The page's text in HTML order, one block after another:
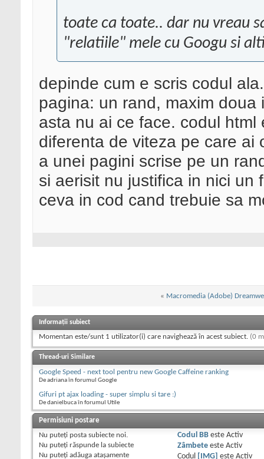
toate ca toate.. dar nu vreau
"relatiile" mele cu Googu si
depinde cum e scris codul
pagina: un rand, maxim
asta nu ai ce face. codul
diferenta de viteza pe care ai
a unei pagini scrise pe un
si aerisit nu justifica in nici un
ceva in cod cand trebuie sa
« Macromedia (Adobe)
Informații subiect
Momentan este/sunt 1 utilizator(i) care navighează în acest subiect. (0
Thread-uri Similare
Google Speed - next tool pentru new Google Caffeine ranking
De adriana în forumul Google
Gifuri pt ajax loading - super simplu si tare :)
De danielbuca în forumul Utile
Permisiuni postare
Nu puteţi posta subiecte noi.
Nu puteţi răspunde la subiecte
Nu puteţi adăuga ataşamente
Codul BBeste Activ
Zâmbeteeste Activ
Codul
[IMG] este Activ